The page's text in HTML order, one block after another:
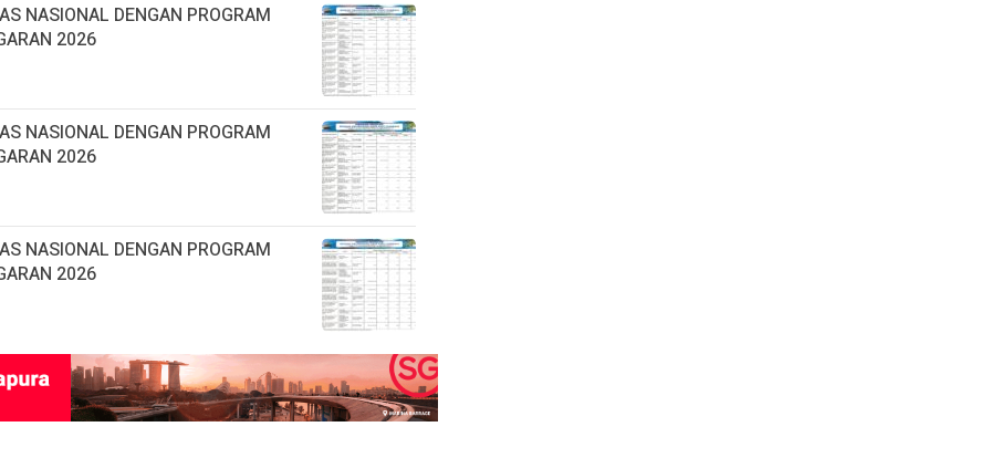
NASIONAL DENGAN PROGRAM
2026
NASIONAL DENGAN PROGRAM
2026
NASIONAL DENGAN PROGRAM
2026